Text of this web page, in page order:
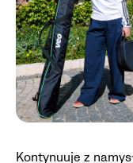
Kontynuuje z